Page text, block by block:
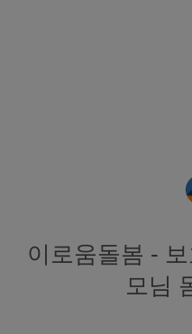
이로움돌봄 -
모님